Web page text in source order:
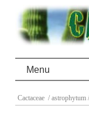
Menu
Cactaceae / astrophytum